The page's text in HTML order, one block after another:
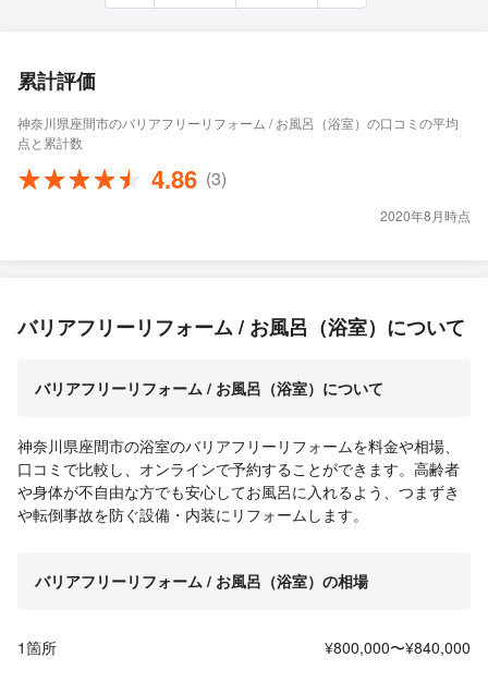
累計評価
神奈川県座間市のバリアフリーリフォーム / お風呂（浴室）の口コミの平均
点と累計数
4.86 (3)
2020年8月時点
バリアフリーリフォーム / お風呂（浴室）について
バリアフリーリフォーム / お風呂（浴室）について
神奈川県座間市の浴室のバリアフリーリフォームを料金や相場、
口コミで比較し、オンラインで予約することができます。高齢者
や身体が不自由な方でも安心してお風呂に入れるよう、つまずき
や転倒事故を防ぐ設備・内装にリフォームします。
バリアフリーリフォーム / お風呂（浴室）の相場
1箇所 ¥800,000〜¥840,000